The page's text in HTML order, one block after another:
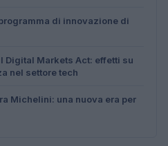
di innovazione di
Digital Markets Act: effetti su
nel settore tech
Michelini: una nuova era per